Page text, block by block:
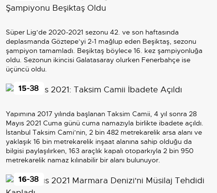
Süper Lig’de 2020-2021 sezonu 42. ve son haftasında
deplasmanda Göztepe’yi 2-1 mağlup eden Beşiktaş, sezonu
şampiyon tamamladı. Beşiktaş böylece 16. kez şampiyonluğa
oldu. Sezonun ikincisi Galatasaray olurken Fenerbahçe ise
üçüncü oldu.
Yapımına 2017 yılında başlanan Taksim Camii, 4 yıl sonra 28
Mayıs 2021 Cuma günü cuma namazıyla birlikte ibadete açıldı.
İstanbul Taksim Cami’nin, 2 bin 482 metrekarelik arsa alanı ve
yaklaşık 16 bin metrekarelik inşaat alanına sahip olduğu da
bilgisi paylaşılırken, 163 araçlık kapalı otoparkıyla 2 bin 950
metrekarelik namaz kılınabilir bir alanı bulunuyor.
15-38
16-38